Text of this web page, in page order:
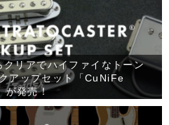
リアでハイファイなトーン
アップセット「CuNiFe
発売！